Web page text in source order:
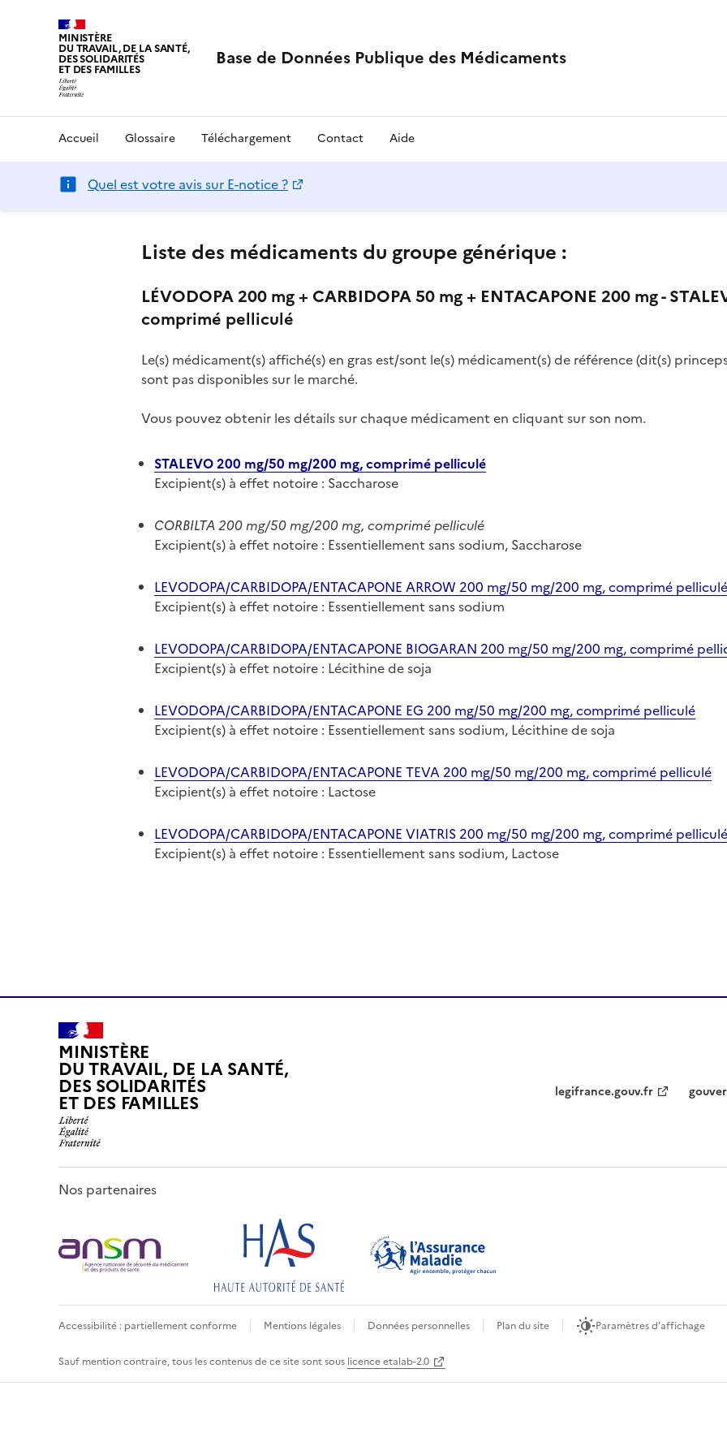
MINISTÈRE
DU TRAVAIL, DE LA SANTÉ,
DES SOLIDARITÉS
ET DES FAMILLES Base de Données Publique des Médicaments
Accueil Glossaire Téléchargement Contact Aide
Quel est votre avis sur E-notice ?
Liste des médicaments du groupe générique :
LÉVODOPA 200 mg + CARBIDOPA 50 mg + ENTACAPONE 200 mg -
comprimé pelliculé
Le(s) médicament(s) affiché(s) en gras est/sont le(s) médicament(s) de référence (dit(s)
sont pas disponibles sur le marché.
Vous pouvez obtenir les détails sur chaque médicament en cliquant sur son nom.
STALEVO 200 mg/50 mg/200 mg, comprimé pelliculé
Excipient(s) à effet notoire : Saccharose
CORBILTA 200 mg/50 mg/200 mg, comprimé pelliculé
Excipient(s) à effet notoire : Essentiellement sans sodium, Saccharose
LEVODOPA/CARBIDOPA/ENTACAPONE ARROW 200 mg/50 mg/200 mg, comprimé pelliculé
Excipient(s) à effet notoire : Essentiellement sans sodium
LEVODOPA/CARBIDOPA/ENTACAPONE BIOGARAN 200 mg/50 mg/200 mg, comprimé
Excipient(s) à effet notoire : Lécithine de soja
LEVODOPA/CARBIDOPA/ENTACAPONE EG 200 mg/50 mg/200 mg, comprimé pelliculé
Excipient(s) à effet notoire : Essentiellement sans sodium, Lécithine de soja
LEVODOPA/CARBIDOPA/ENTACAPONE TEVA 200 mg/50 mg/200 mg, comprimé pelliculé
Excipient(s) à effet notoire : Lactose
LEVODOPA/CARBIDOPA/ENTACAPONE VIATRIS 200 mg/50 mg/200 mg, comprimé pelliculé
Excipient(s) à effet notoire : Essentiellement sans sodium, Lactose
MINISTÈRE
DU TRAVAIL, DE LA SANTÉ,
DES SOLIDARITÉS
ET DES FAMILLES legifrance.gouv.fr
Nos partenaires
Accessibilité : partiellement conforme Mentions légales Données personnelles Plan du site Paramètres d'affichage
Sauf mention contraire, tous les contenus de ce site sont sous licence etalab-2.0